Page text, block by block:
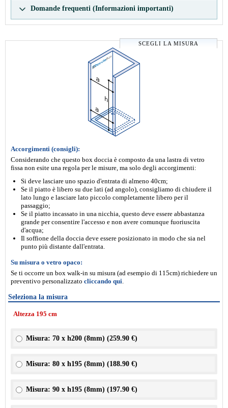
Domande frequenti (Informazioni importanti)
SCEGLI LA MISURA
Accorgimenti (consigli):
Considerando che questo box doccia è composto da una lastra di vetro
fissa non esite una regola per le misure, ma solo degli accorgimenti:
Si deve lasciare uno spazio d'entrata di almeno 40cm;
Se il piatto è libero su due lati (ad angolo), consigliamo di chiudere il
lato lungo e lasciare lato piccolo completamente libero per il
passaggio;
Se il piatto incassato in una nicchia, questo deve essere abbastanza
grande per consentire l'accesso e non avere comunque fuoriuscita
d'acqua;
Il soffione della doccia deve essere posizionato in modo che sia nel
punto più distante dall'entrata.
Su misura o vetro opaco:
Se ti occorre un box walk-in su misura (ad esempio di 115cm) richiedere un
preventivo personalizzato cliccando qui.
Seleziona la misura
Altezza 195 cm
Misura: 70 x h200 (8mm) (259.90 €)
Misura: 80 x h195 (8mm) (188.90 €)
Misura: 90 x h195 (8mm) (197.90 €)